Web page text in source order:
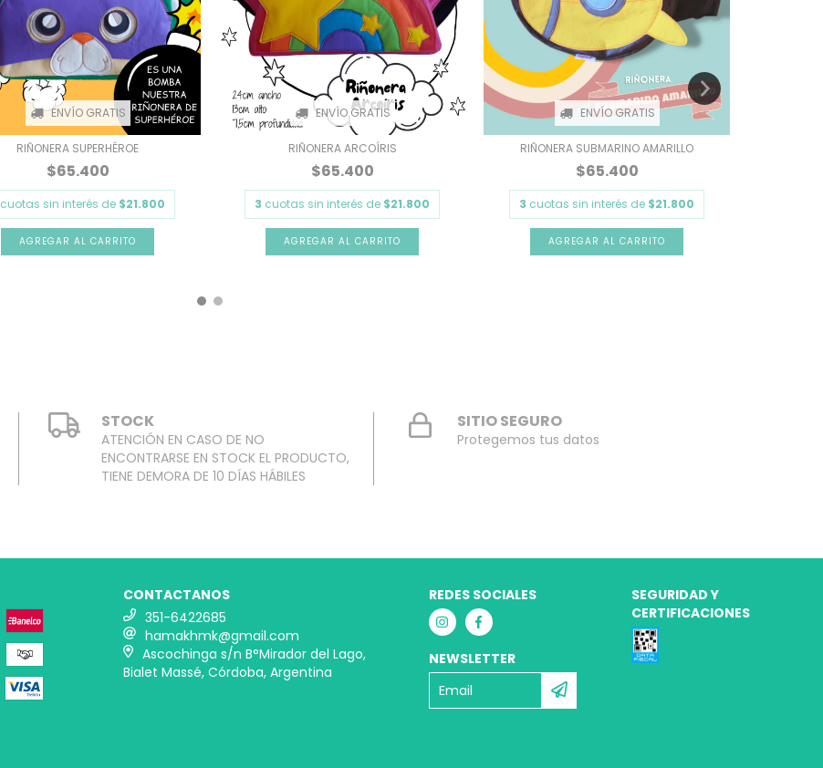
ENVÍO GRATIS
RIÑONERA SUPERHÉROE
$65.400
cuotas sin interés de $21.800
ENVÍO GRATIS
RIÑONERA ARCOÍRIS
$65.400
3 cuotas sin interés de $21.800
ENVÍO GRATIS
RIÑONERA SUBMARINO AMARILLO
$65.400
3 cuotas sin interés de $21.800
STOCK
ATENCIÓN EN CASO DE NO
ENCONTRARSE EN STOCK EL PRODUCTO,
TIENE DEMORA DE 10 DÍAS HÁBILES
SITIO SEGURO
Protegemos tus datos
CONTACTANOS
351-6422685
hamakhmk@gmail.com
Ascochinga s/n B°Mirador del Lago,
Bialet Massé, Córdoba, Argentina
REDES SOCIALES
NEWSLETTER
SEGURIDAD Y
CERTIFICACIONES